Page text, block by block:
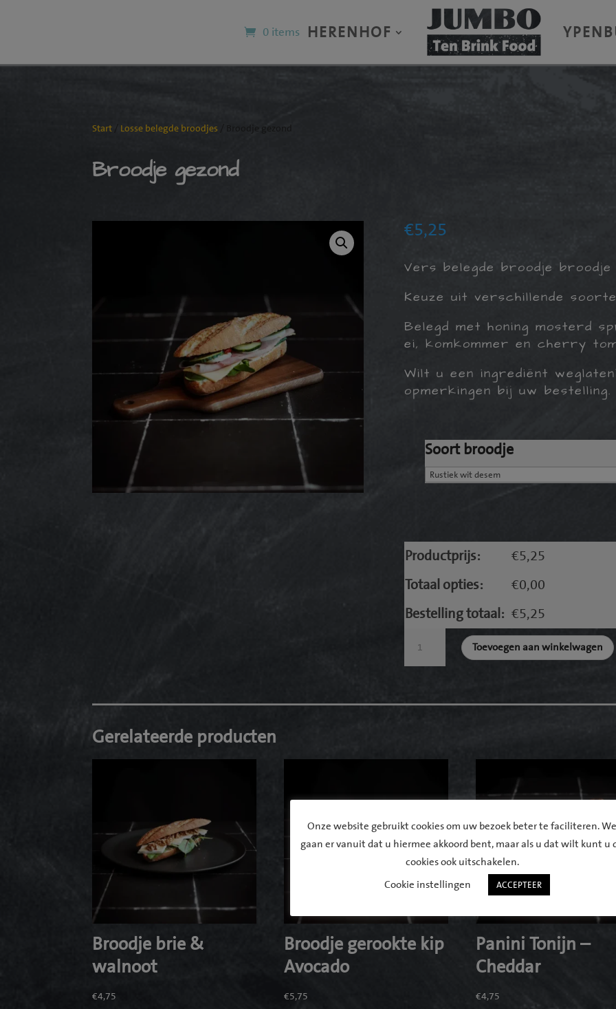
0 items HERENHOF
Start Losse belegde broodjes / Broodje gezond
Broodje gezond
€5,25
Vers belegde broodje broodje
Keuze uit verschillende
Belegd met honing mosterd
ei, komkommer en cherry
Wilt u een ingrediënt
opmerkingen bij uw bestelling.
Soort broodje
Productprijs: €5,25
Totaal opties:
€0,00
Bestelling totaal: €5,25
gezond
Toevoegen aan winkelwagen
Gerelateerde producten
Broodje brie &
walnoot
€4,75
Broodje gerookte kip
Avocado
€5,75
Panini Tonijn –
Cheddar
€4,75
Onze website gebruikt cookies om uw bezoek beter te faciliteren. We
gaan er vanuit dat u hiermee akkoord bent, maar als u dat wilt kunt u
cookies ook uitschakelen.
Cookie instellingen
ACCEPTEER